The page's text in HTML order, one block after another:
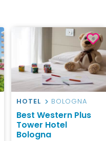
HOTEL BOLOGNA
Best Western Plus
Tower Hotel
Bologna